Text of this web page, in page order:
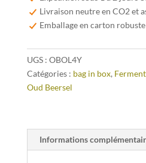
Lambiek
3,1
litre
Livraison neutre en CO2 et
Emballage en carton
UGS : OBOL4Y
Catégories : bag in box,
Oud Beersel
Informations